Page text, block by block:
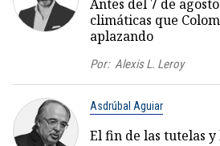
Antes del 7 de
climáticas que
aplazando
Por: Alexis L. Leroy
Asdrúbal Aguiar
El fin de las tutelas